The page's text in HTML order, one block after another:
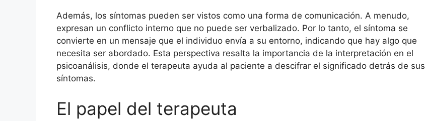
Además, los síntomas pueden ser vistos como una forma de comunicación. A menudo,
expresan un conflicto interno que no puede ser verbalizado. Por lo tanto, el síntoma se
convierte en un mensaje que el individuo envía a su entorno, indicando que hay algo que
necesita ser abordado. Esta perspectiva resalta la importancia de la interpretación en el
psicoanálisis, donde el terapeuta ayuda al paciente a descifrar el significado detrás de sus
síntomas.
El papel del terapeuta